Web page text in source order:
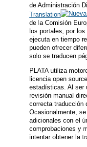
de Administración
Translation
de la Comisión
los portales, por
ejecuta en tiempo
pueden ofrecer
solo se traducen
PLATA utiliza
licencia open
estadísticas. Al ser
revisión manual
correcta traducción
Ocasionalmente,
adicionales con el
comprobaciones y
intentar obtener la